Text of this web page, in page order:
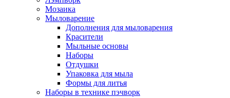
Мозаика
Мыловарение
Дополнения для мыловарения
Красители
Мыльные основы
Наборы
Отдушки
Упаковка для мыла
Формы для литья
Наборы в технике пэчворк